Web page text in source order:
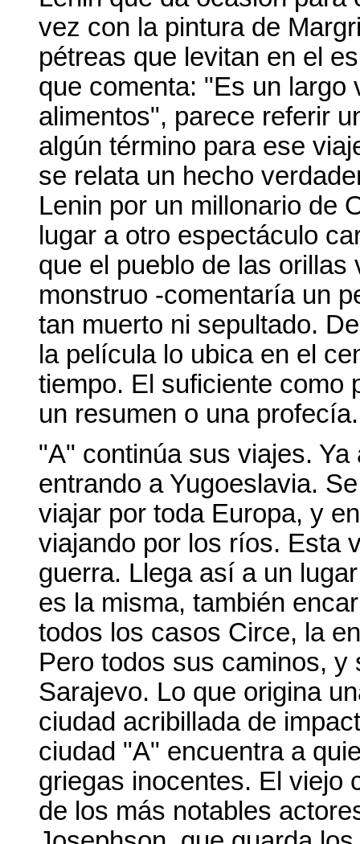
vez con la pintura de
pétreas que levitan en el
que comenta: "Es un largo
alimentos", parece referir
algún término para ese
se relata un hecho
Lenin por un millonario de
lugar a otro espectáculo
que el pueblo de las
monstruo -comentaría un
tan muerto ni sepultado.
la película lo ubica en el
tiempo. El suficiente como
un resumen o una profecía.
"A" continúa sus viajes.
entrando a Yugoeslavia.
viajar por toda Europa, y
viajando por los ríos. Esta
guerra. Llega así a un
es la misma, también
todos los casos Circe, la
Pero todos sus caminos, y
Sarajevo. Lo que origina
ciudad acribillada de
ciudad "A" encuentra a
griegas inocentes. El viejo
de los más notables